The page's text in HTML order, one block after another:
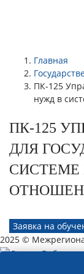
Главная
ПК-125
нужд в
ПК-125
ДЛЯ
Заявка на
2025 ©